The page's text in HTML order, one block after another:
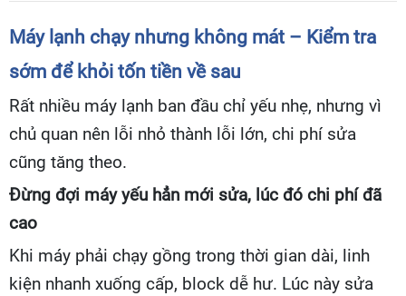
Máy lạnh chạy nhưng không mát – Kiểm tra
sớm để khỏi tốn tiền về sau
Rất nhiều máy lạnh ban đầu chỉ yếu nhẹ, nhưng vì
chủ quan nên lỗi nhỏ thành lỗi lớn, chi phí sửa
cũng tăng theo.
Đừng đợi máy yếu hẳn mới sửa, lúc đó chi phí đã
cao
Khi máy phải chạy gồng trong thời gian dài, linh
kiện nhanh xuống cấp, block dễ hư. Lúc này sửa